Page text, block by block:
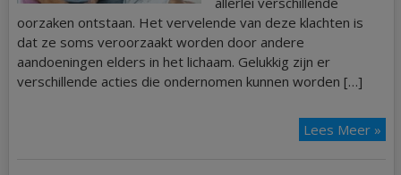
oorzaken ontstaan. Het vervelende van deze klachten is
dat ze soms veroorzaakt worden door andere
aandoeningen elders in het lichaam. Gelukkig zijn er
verschillende acties die ondernomen kunnen worden […]
Lees Meer »